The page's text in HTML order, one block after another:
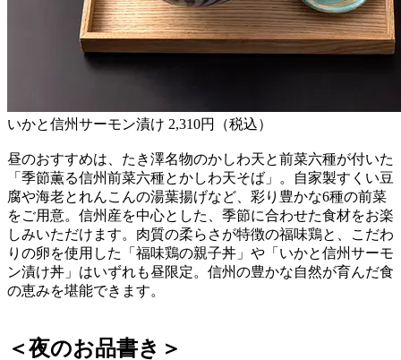
いかと信州サーモン漬け 2,310円（税込）
昼のおすすめは、たき澤名物のかしわ天と前菜六種が付いた
「季節薫る信州前菜六種とかしわ天そば」。自家製すくい豆
腐や海老とれんこんの湯葉揚げなど、彩り豊かな6種の前菜
をご用意。信州産を中心とした、季節に合わせた食材をお楽
しみいただけます。肉質の柔らさが特徴の福味鶏と、こだわ
りの卵を使用した「福味鶏の親子丼」や「いかと信州サーモ
ン漬け丼」はいずれも昼限定。信州の豊かな自然が育んだ食
の恵みを堪能できます。
＜夜のお品書き＞